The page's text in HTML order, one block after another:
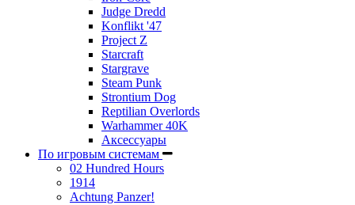
Judge Dredd
Konflikt '47
Project Z
Starcraft
Stargrave
Steam Punk
Strontium Dog
Reptilian Overlords
Warhammer 40K
Аксессуары
По игровым системам
02 Hundred Hours
1914
Achtung Panzer!